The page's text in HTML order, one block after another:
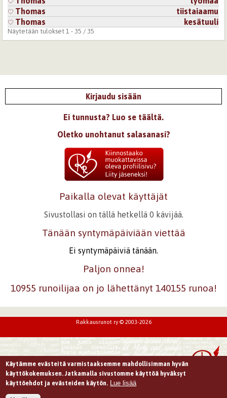
Thomas
tiistaiaamu
Thomas
kesätuuli
Näytetään tulokset 1 - 35 / 35
Kirjaudu sisään
Ei tunnusta? Luo se täältä.
Oletko unohtanut salasanasi?
Paikalla olevat käyttäjät
Sivustollasi on tällä hetkellä 0 kävijää.
Tänään syntymäpäiviään viettää
Ei syntymäpäiviä tänään.
Paljon onnea!
10955 runoilijaa on jo lähettänyt 140155 runoa!
Rakkausrunot ry © 2003-2026
Käytämme evästeitä varmistaaksemme mahdollisimman hyvän
käyttökokemuksen. Jatkamalla sivustomme käyttöä hyväksyt
käyttöehdot ja evästeiden käytön. Lue lisää